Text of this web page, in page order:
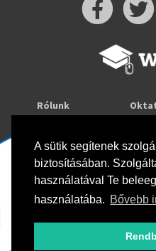
A sütik segítenek
biztosításában.
használatával Te
használatába. Bővebb
Rólunk
Hirlevél